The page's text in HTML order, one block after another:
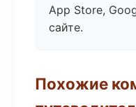
App Store,
сайте.
Похожие